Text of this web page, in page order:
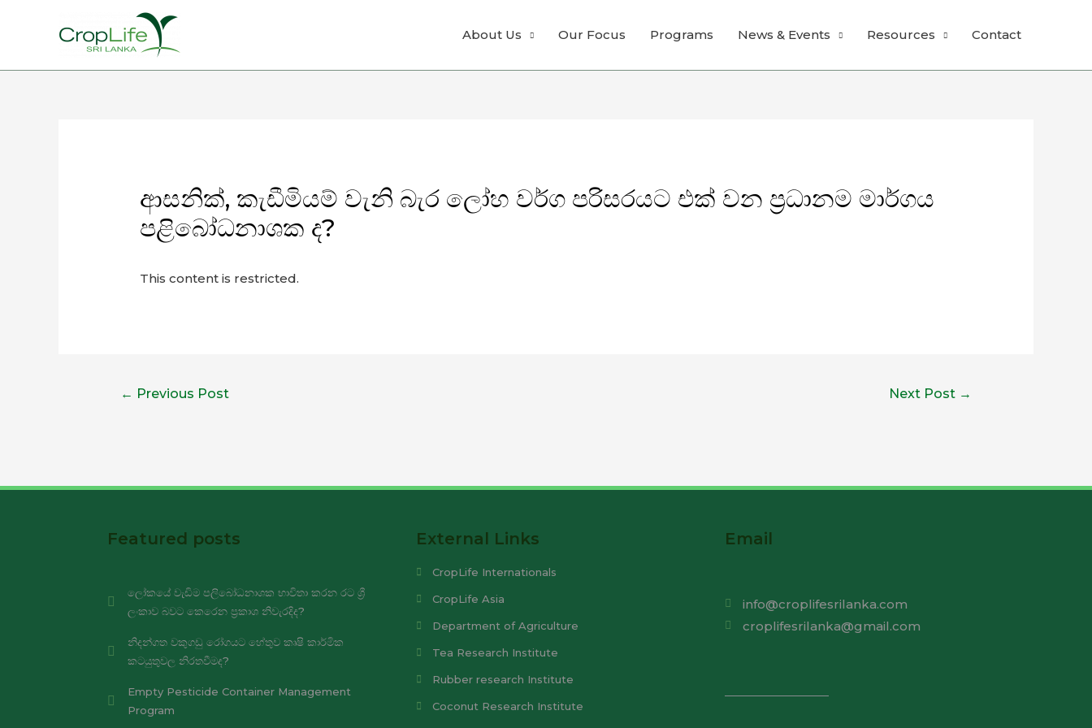
About Us Our Focus Programs News & Events Resources Contact
ආසනික්, කැඩීමියම් වැනි බැර ලෝහ වර්ග පරිසරයට එක් වන ප්‍රධානම මාර්ගය
පළිබෝධනාශක ද?
This content is restricted.
← Previous Post Next Post →
Featured posts
ලෝකයේ වැඩිම පලිබෝධනාශක භාවිතා කරන රට ශ්‍රී
ලංකාව බවට කෙරෙන ප්‍රකාශ නිවැරදිද?
නිදන්ගත වකුගඩු රෝගයට හේතුව කෘෂි කාර්මික
කටයුතුවල නිරතවීමද?
Empty Pesticide Container Management
Program
External Links
CropLife Internationals
CropLife Asia
Department of Agriculture
Tea Research Institute
Rubber research Institute
Coconut Research Institute
Email
info@croplifesrilanka.com
croplifesrilanka@gmail.com